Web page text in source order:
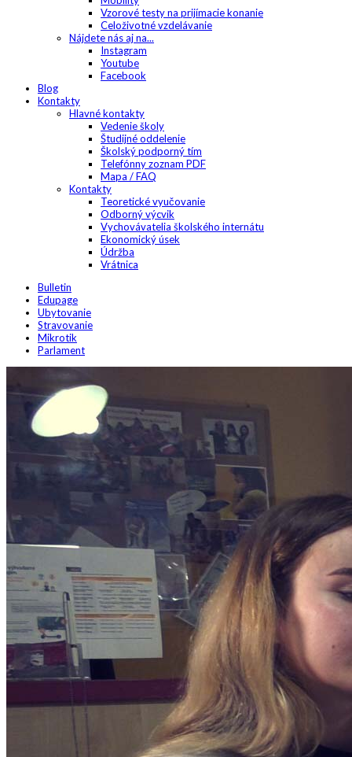
Vzorové testy na prijímacie konanie
Celoživotné vzdelávanie
Nájdete nás aj na...
Instagram
Youtube
Facebook
Blog
Kontakty
Hlavné kontakty
Vedenie školy
Študijné oddelenie
Školský podporný tím
Telefónny zoznam PDF
Mapa / FAQ
Kontakty
Teoretické vyučovanie
Odborný výcvik
Vychovávatelia školského internátu
Ekonomický úsek
Údržba
Vrátnica
Bulletin
Edupage
Ubytovanie
Stravovanie
Mikrotik
Parlament